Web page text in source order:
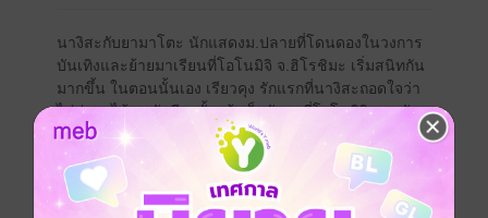
นางิสะกับยามาโตะ นักแสดงม.ปลายที่โดนดองในวงการ
บันเทิงและย้ายมาเรียนที่โอโนมิจิ จ.ฮิโรชิมะ เริ่มสนิทกัน
มากขึ้น ในตอนนั้นเอง เรียวคุง รักแรกที่นางิสะถอดใจว่า
ไม่น่าจะได้เจอกันอีกครั้งแล้ว ก็กลับมาที่โอโนมิจิ แถมยัง
มาค้างที่บ้านของนางิสะ!! ยามาโตะที่เริ่มหลงเสน่ห์นางิสะ
เลยนั่งไม่ติด....!?
การ์ตูนผู้หญิง